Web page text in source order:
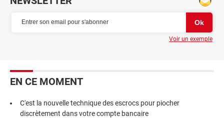
Voir un exemple
EN CE MOMENT
C'est la nouvelle technique des escrocs pour piocher
discrètement dans votre compte bancaire